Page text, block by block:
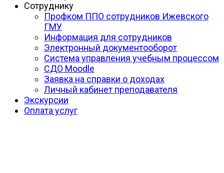
Сотруднику
Профком ППО сотрудников Ижевского
ГМУ
Информация для сотрудников
Электронный документооборот
Система управления учебным процессом
СДО Moodle
Заявка на справки о доходах
Личный кабинет преподавателя
Экскурсии
Оплата услуг